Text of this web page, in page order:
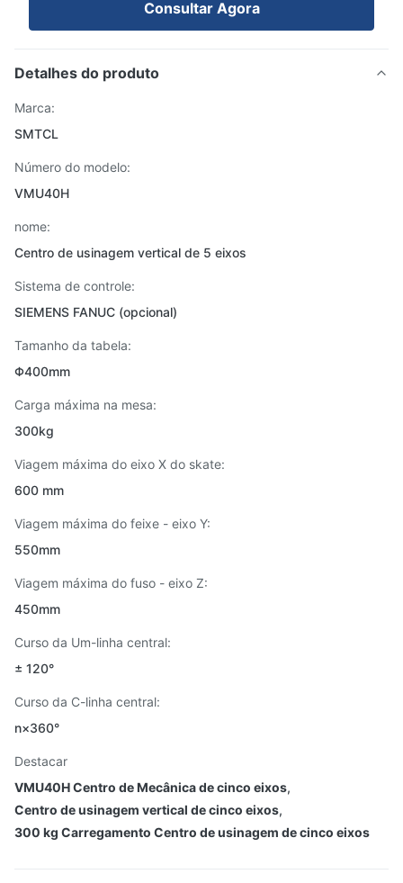
Consultar Agora
Detalhes do produto
Marca:
SMTCL
Número do modelo:
VMU40H
nome:
Centro de usinagem vertical de 5 eixos
Sistema de controle:
SIEMENS FANUC (opcional)
Tamanho da tabela:
Φ400mm
Carga máxima na mesa:
300kg
Viagem máxima do eixo X do skate:
600 mm
Viagem máxima do feixe - eixo Y:
550mm
Viagem máxima do fuso - eixo Z:
450mm
Curso da Um-linha central:
± 120°
Curso da C-linha central:
n×360°
Destacar
VMU40H Centro de Mecânica de cinco eixos,
Centro de usinagem vertical de cinco eixos,
300 kg Carregamento Centro de usinagem de cinco eixos